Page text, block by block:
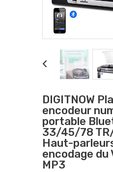
DIGITNOW
encodeur
portable
33/45/78
Haut-
encodage du
MP3